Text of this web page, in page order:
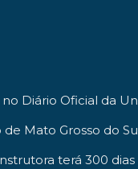
Diário Oficial da
Mato Grosso do
terá 300